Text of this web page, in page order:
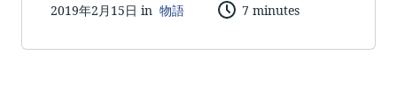
2019年2月15日 in 物語 7 minutes